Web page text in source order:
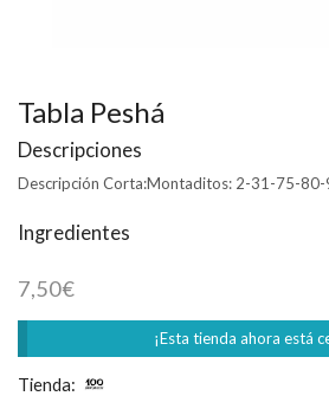
Tabla Peshá
Descripciones
Descripción Corta:Montaditos: 2-31-75-80-
Ingredientes
7,50€
¡Esta tienda ahora está
Tienda: